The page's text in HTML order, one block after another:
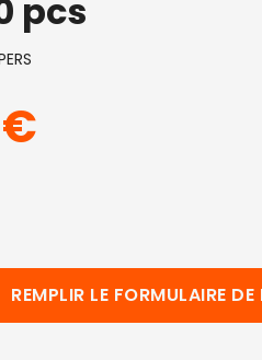
pcs
€
REMPLIR LE FORMULAIRE